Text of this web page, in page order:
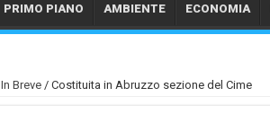
PRIMO PIANO AMBIENTE ECONOMIA
In Breve / Costituita in Abruzzo sezione del Cime